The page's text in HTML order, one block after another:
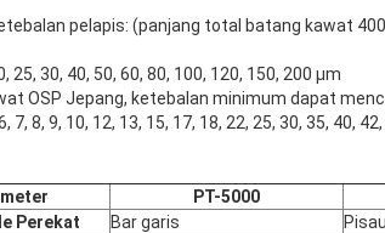
pelapis: (panjang total batang kawat
25, 30, 40, 50, 60, 80, 100, 120, 150, 200 μm
OSP Jepang, ketebalan minimum dapat
7, 8, 9, 10, 12, 13, 15, 17, 18, 22, 25, 30, 35, 40,
PT-5000
Perekat
Bar garis
Pisau